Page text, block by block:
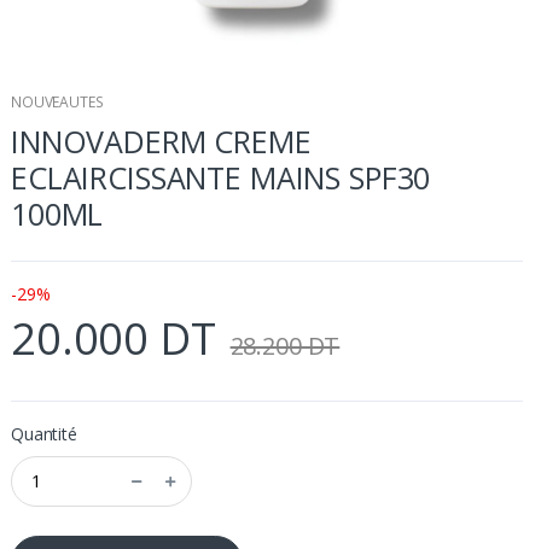
NOUVEAUTES
INNOVADERM CREME
ECLAIRCISSANTE MAINS SPF30
100ML
-29%
20.000 DT 28.200 DT
Quantité